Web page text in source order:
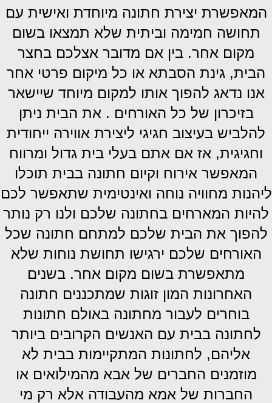
המאפשרת יצירת חתונה מיוחדת ואישית עם
תחושה חמימה וביתית שלא תמצאו בשום
מקום אחר. בין אם מדובר אצלכם בחצר
הבית, גינת הסבתא או כל מיקום פרטי אחר
אנו נדאג להפוך אותו למקום מיוחד שיישאר
בזיכרון של כל האורחים . את הבית ניתן
להלביש בעיצוב חגיגי ליצירת אווירה ייחודית
וחגיגית, אז אם אתם בעלי בית גדול ומרווח
המאפשר אירוח וקיום חתונה בבית תוכלו
ליהנות מחוויה נוחה ואינטימית שתאפשר לכם
להיות המארחים בחתונה שלכם ולנו רק נותר
להפוך את הבית שלכם למתחם חתונה שכל
האורחים שלכם ירגישו תחושת נוחות שלא
מתאפשרת בשום מקום אחר. בשנים
האחרונות המון זוגות שמתכננים חתונה
בוחרים לעבור מחתונה באולם חתונות
לחתונה בבית עם האנשים הקרובים ביותר
אליהם, לחתונות המתקיימות בבית לא
מוזמנים החברים של אבא מהמילואים או
החברות של אמא מהעבודה אלא רק מי